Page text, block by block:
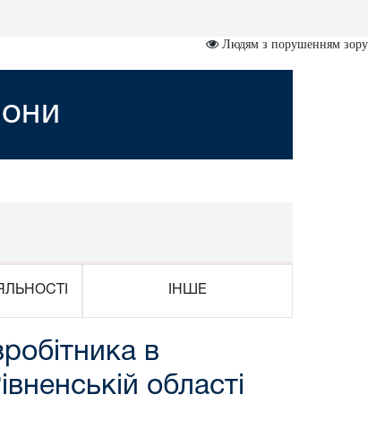
Людям з порушенням зору
ІНШЕ
в
області